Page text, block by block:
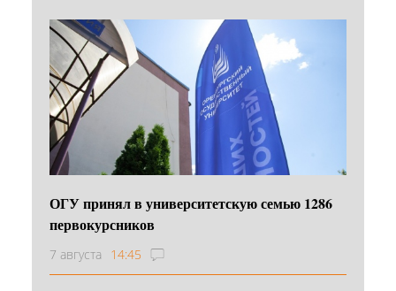
ОГУ принял в университетскую семью 1286
первокурсников
7 августа 14:45